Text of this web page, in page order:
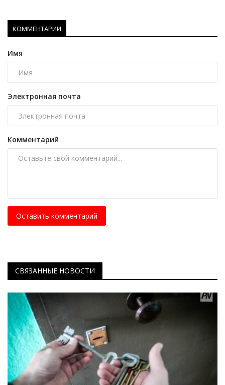
КОММЕНТАРИИ
Имя
Электронная почта
Комментарий
Оставить комментарий
СВЯЗАННЫЕ НОВОСТИ